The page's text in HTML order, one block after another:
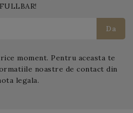
FULLBAR!
moment. Pentru aceasta te
noastre de contact din
legala.